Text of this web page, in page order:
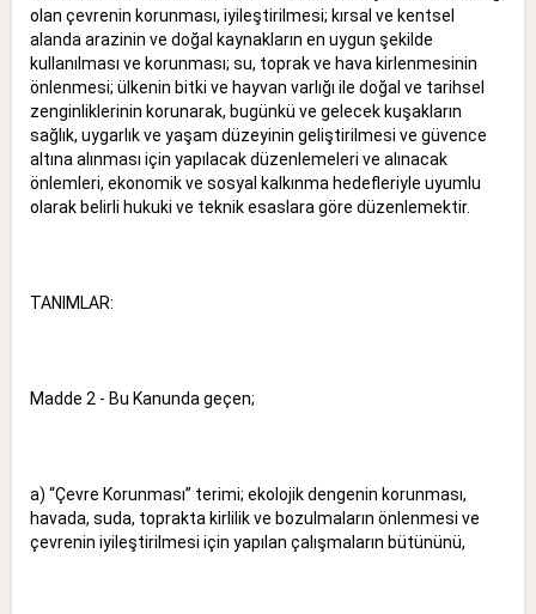
olan çevrenin korunması, iyileştirilmesi; kırsal ve kentsel
alanda arazinin ve doğal kaynakların en uygun şekilde
kullanılması ve korunması; su, toprak ve hava kirlenmesinin
önlenmesi; ülkenin bitki ve hayvan varlığı ile doğal ve tarihsel
zenginliklerinin korunarak, bugünkü ve gelecek kuşakların
sağlık, uygarlık ve yaşam düzeyinin geliştirilmesi ve güvence
altına alınması için yapılacak düzenlemeleri ve alınacak
önlemleri, ekonomik ve sosyal kalkınma hedefleriyle uyumlu
olarak belirli hukuki ve teknik esaslara göre düzenlemektir.
TANIMLAR:
Madde 2 - Bu Kanunda geçen;
a) “Çevre Korunması” terimi; ekolojik dengenin korunması,
havada, suda, toprakta kirlilik ve bozulmaların önlenmesi ve
çevrenin iyileştirilmesi için yapılan çalışmaların bütününü,